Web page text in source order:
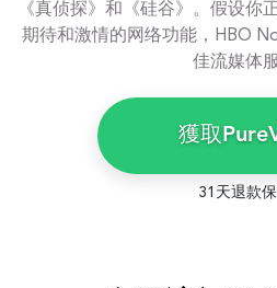
《真侦探》和《硅谷》。假设你
期待和激情的网络功能，HBO
佳流媒体
獲取
31天退款